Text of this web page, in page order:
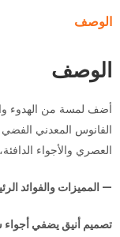
الوصف
الوصف
أضف لمسة من الهدوء
الفانوس المعدني الفضي
العصري والأجواء
— المميزات والفوائد
تصميم أنيق يضفي